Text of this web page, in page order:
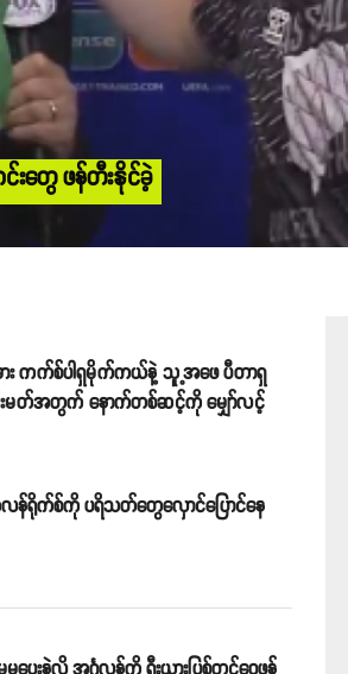
တွေ ဖန်တီးနိုင်ခဲ့
ား ကက်စ်ပါရှမိုက်ကယ်နဲ့ သူ့အဖေ ပီတာရှ
မတ်အတွက် နောက်တစ်ဆင့်ကို မျှော်လင့်
န်ရိုက်စ်ကို ပရိသတ်တွေလှောင်ပြောင်နေ